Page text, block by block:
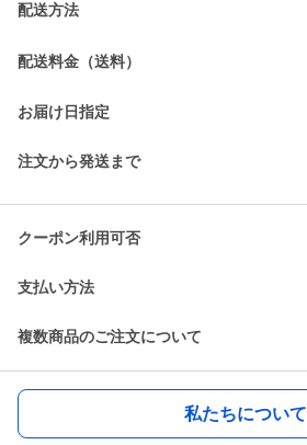
配送方法
配送料金（送料）
お届け日指定
注文から発送まで
クーポン利用可否
支払い方法
複数商品のご注文について
私たちについて